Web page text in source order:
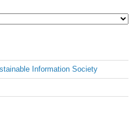
Information Society